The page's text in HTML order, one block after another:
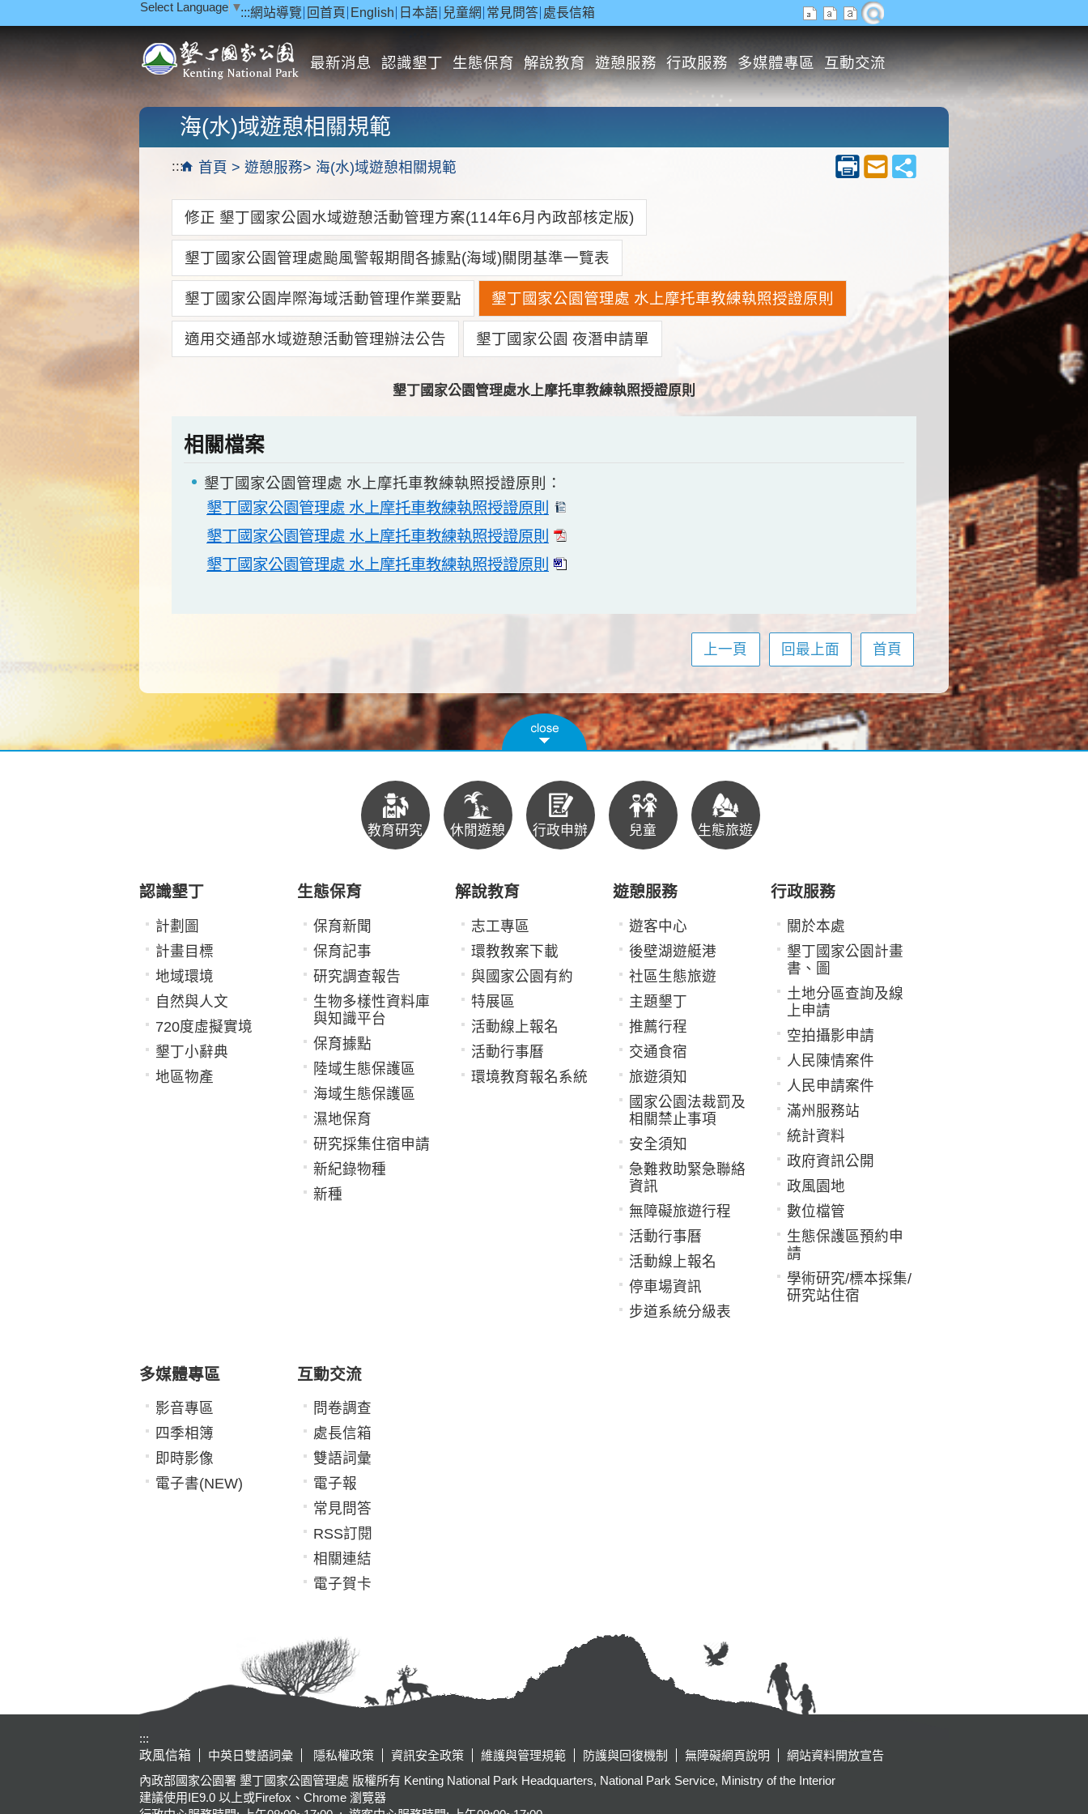
:::網站導覽 回首頁 English 日本語 兒童網 常見問答 處長信箱
Select Language ▼
最新消息 認識墾丁 生態保育 解說教育 遊憩服務 行政服務 多媒體專區 互動交流
::: 首頁 遊憩服務 海(水)域遊憩相關規範
海(水)域遊憩相關規範
修正 墾丁國家公園水域遊憩活動管理方案(114年6月內政部核定版)
墾丁國家公園管理處颱風警報期間各據點(海域)關閉基準一覽表
墾丁國家公園岸際海域活動管理作業要點 墾丁國家公園管理處 水上摩托車教練執照授證原則
適用交通部水域遊憩活動管理辦法公告 墾丁國家公園 夜潛申請單
墾丁國家公園管理處水上摩托車教練執照授證原則
相關檔案
墾丁國家公園管理處 水上摩托車教練執照授證原則：
墾丁國家公園管理處 水上摩托車教練執照授證原則
墾丁國家公園管理處 水上摩托車教練執照授證原則
墾丁國家公園管理處 水上摩托車教練執照授證原則
上一頁 回最上面 首頁
教育研究 休閒遊憩 行政申辦 兒童 生態旅遊
認識墾丁
計劃圖
計畫目標
地域環境
自然與人文
720度虛擬實境
墾丁小辭典
地區物產
生態保育
保育新聞
保育記事
研究調查報告
生物多樣性資料庫
與知識平台
保育據點
陸域生態保護區
海域生態保護區
濕地保育
研究採集住宿申請
新紀錄物種
新種
解說教育
志工專區
環教教案下載
與國家公園有約
特展區
活動線上報名
活動行事曆
環境教育報名系統
遊憩服務
遊客中心
後壁湖遊艇港
社區生態旅遊
主題墾丁
推薦行程
交通食宿
旅遊須知
國家公園法裁罰及
相關禁止事項
安全須知
急難救助緊急聯絡
資訊
無障礙旅遊行程
活動行事曆
活動線上報名
停車場資訊
步道系統分級表
行政服務
關於本處
墾丁國家公園計畫
書、圖
土地分區查詢及線
上申請
空拍攝影申請
人民陳情案件
人民申請案件
滿州服務站
統計資料
政府資訊公開
政風園地
數位檔管
生態保護區預約申
請
學術研究/標本採集/
研究站住宿
多媒體專區
影音專區
四季相簿
即時影像
電子書(NEW)
互動交流
問卷調查
處長信箱
雙語詞彙
電子報
常見問答
RSS訂閱
相關連結
電子賀卡
:::
政風信箱
中英日雙語詞彙 隱私權政策 資訊安全政策 維護與管理規範 防護與回復機制 無障礙網頁說明
網站資料開放宣告
內政部國家公園署 墾丁國家公園管理處 版權所有 Kenting National Park Headquarters, National Park Service, Ministry of the Interior
建議使用IE9.0 以上或Firefox、Chrome 瀏覽器